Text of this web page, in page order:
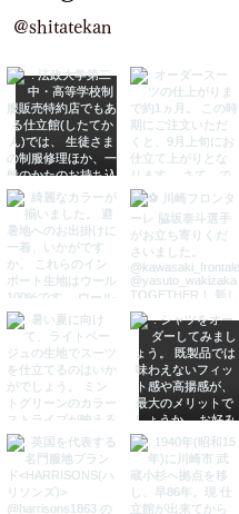
@shitatekan